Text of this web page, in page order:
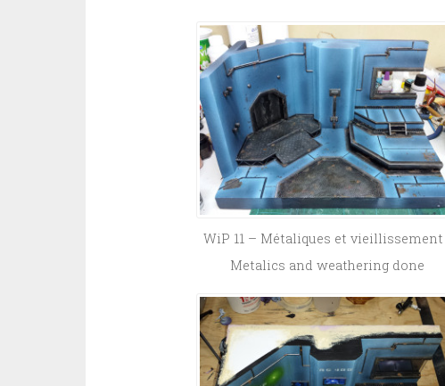
WiP 11 – Métaliques et
Metalics and weathering done